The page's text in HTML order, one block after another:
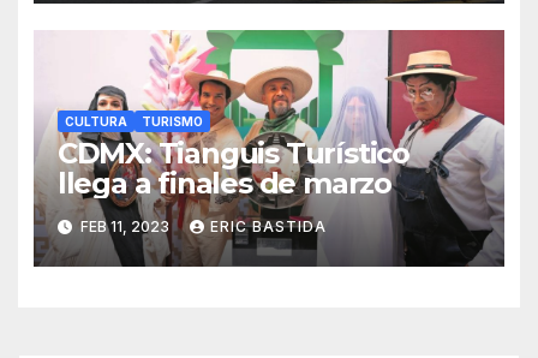
CULTURA TURISMO
CDMX: Tianguis Turístico
llega a finales de marzo
FEB 11, 2023 ERIC BASTIDA